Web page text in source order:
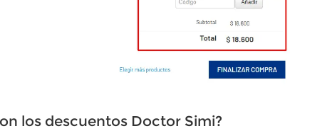
los descuentos Doctor Simi?